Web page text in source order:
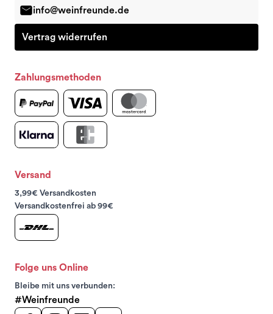
info@weinfreunde.de
Vertrag widerrufen
Zahlungsmethoden
Versand
3,99€ Versandkosten
Versandkostenfrei ab 99€
Folge uns Online
Bleibe mit uns verbunden:
#Weinfreunde